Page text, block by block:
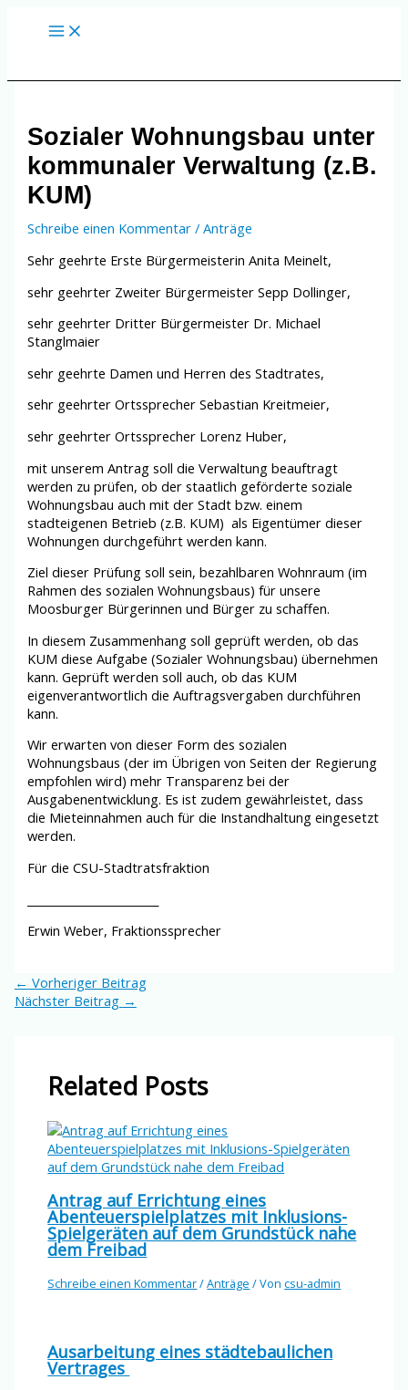
Sozialer Wohnungsbau unter
kommunaler Verwaltung (z.B.
KUM)
Schreibe einen Kommentar /Anträge
Sehr geehrte Erste Bürgermeisterin Anita Meinelt,
sehr geehrter Zweiter Bürgermeister Sepp Dollinger,
sehr geehrter Dritter Bürgermeister Dr. Michael
Stanglmaier
sehr geehrte Damen und Herren des Stadtrates,
sehr geehrter Ortssprecher Sebastian Kreitmeier,
sehr geehrter Ortssprecher Lorenz Huber,
mit unserem Antrag soll die Verwaltung beauftragt
werden zu prüfen, ob der staatlich geförderte soziale
Wohnungsbau auch mit der Stadt bzw. einem
stadteigenen Betrieb (z.B. KUM) als Eigentümer dieser
Wohnungen durchgeführt werden kann.
Ziel dieser Prüfung soll sein, bezahlbaren Wohnraum (im
Rahmen des sozialen Wohnungsbaus) für unsere
Moosburger Bürgerinnen und Bürger zu schaffen.
In diesem Zusammenhang soll geprüft werden, ob das
KUM diese Aufgabe (Sozialer Wohnungsbau) übernehmen
kann. Geprüft werden soll auch, ob das KUM
eigenverantwortlich die Auftragsvergaben durchführen
kann.
Wir erwarten von dieser Form des sozialen
Wohnungsbaus (der im Übrigen von Seiten der Regierung
empfohlen wird) mehr Transparenz bei der
Ausgabenentwicklung. Es ist zudem gewährleistet, dass
die Mieteinnahmen auch für die Instandhaltung eingesetzt
werden.
Für die CSU-Stadtratsfraktion
Erwin Weber, Fraktionssprecher
← Vorheriger Beitrag
Nächster Beitrag →
Related Posts
Antrag auf Errichtung eines
Abenteuerspielplatzes mit Inklusions-
Spielgeräten auf dem Grundstück nahe
dem Freibad
Schreibe einen Kommentar/Anträge / Voncsu-admin
Ausarbeitung eines städtebaulichen
Vertrages